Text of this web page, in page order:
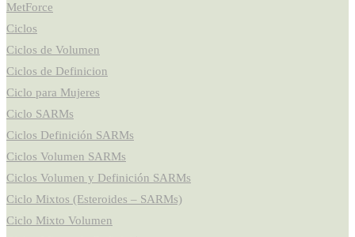
MetForce
Ciclos
Ciclos de Volumen
Ciclos de Definicion
Ciclo para Mujeres
Ciclo SARMs
Ciclos Definición SARMs
Ciclos Volumen SARMs
Ciclos Volumen y Definición SARMs
Ciclo Mixtos (Esteroides – SARMs)
Ciclo Mixto Volumen